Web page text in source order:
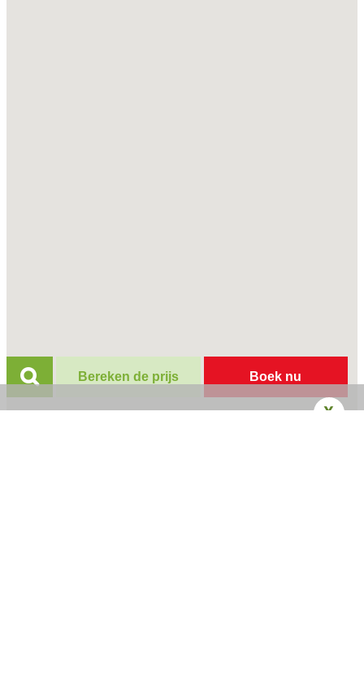
Bereken de prijs Boek nu
X